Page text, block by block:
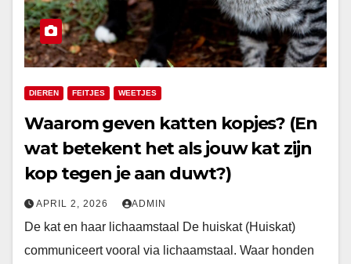
DIEREN FEITJES WEETJES
Waarom geven katten kopjes? (En
wat betekent het als jouw kat zijn
kop tegen je aan duwt?)
APRIL 2, 2026 ADMIN
De kat en haar lichaamstaal De huiskat (Huiskat)
communiceert vooral via lichaamstaal. Waar honden